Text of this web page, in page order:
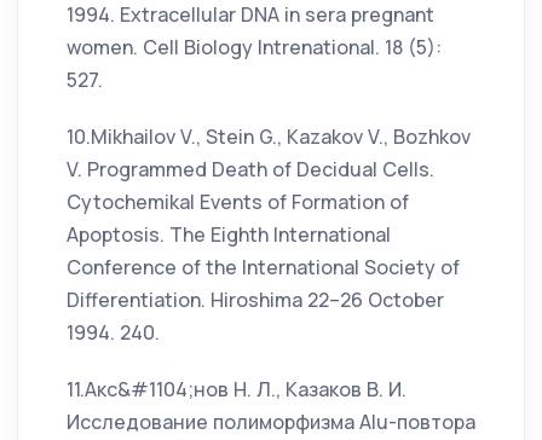
1994. Extracellular DNA in sera pregnant
women. Cell Biology Intrenational. 18 (5):
527.
10.Mikhailov V., Stein G., Kazakov V., Bozhkov
V. Programmed Death of Decidual Cells.
Cytochemikal Events of Formation of
Apoptosis. The Eighth International
Conference of the International Society of
Differentiation. Hiroshima 22–26 October
1994. 240.
11.Акс&#1104;нов Н. Л., Казаков В. И.
Исследование полиморфизма Alu-повтора